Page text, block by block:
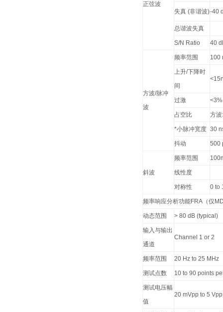
正弦波
失真 (非谐波)-40
总谐波失真
S/N Ratio 40
方波/脉冲
波
频率范围 100
上升/下降时
间
过激 <3%
占空比 方
*小脉冲宽度 30
抖动 500
斜波
频率范围
线性度
对称性 0 to
频率响应分析功能FRA（仅
动态范围 > 80 dB (typical)
输入与输出
通道
Channel 1 or 2
频率范围 20 Hz to 25 MHz
测试点数 10 to 90 points
测试电压幅
值
20 mVpp to 5